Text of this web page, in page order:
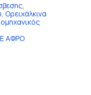
,
, Ορειχάλκινα
ΑΦΡΟ